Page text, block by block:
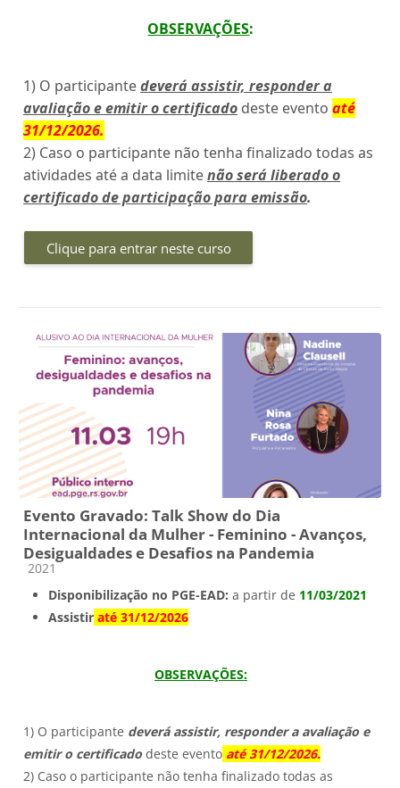
OBSERVAÇÕES:
1) O participantedeverá assistir, responder a
avaliação e emitir o certificado deste evento até
31/12/2026.
2) Caso o participante não tenha finalizado todas as
atividades até a data limitenão será liberado o
certificado de participação para emissão.
Clique para entrar neste curso
Evento Gravado: Talk Show do Dia
Internacional da Mulher - Feminino - Avanços,
Desigualdades e Desafios na Pandemia
Categoria do curso
2021
Disponibilização no PGE-EAD: a partir de 11/03/2021
Assistir até 31/12/2026
OBSERVAÇÕES:
1) O participante deverá assistir, responder a avaliação e
emitir o certificado deste evento até 31/12/2026.
2) Caso o participante não tenha finalizado todas as